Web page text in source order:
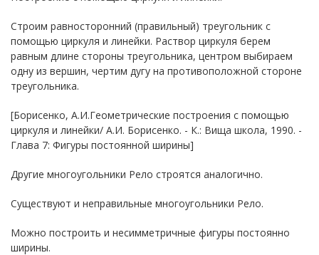
Строим равносторонний (правильный) треугольник с
помощью циркуля и линейки. Раствор циркуля берем
равным длине стороны треугольника, центром выбираем
одну из вершин, чертим дугу на противоположной стороне
треугольника.
[Борисенко, А.И.Геометрические построения с помощью
циркуля и линейки/ А.И. Борисенко. - К.: Вища школа, 1990. -
Глава 7: Фигуры постоянной ширины]
Другие многоугольники Рело строятся аналогично.
Существуют и неправильные многоугольники Рело.
Можно построить и несимметричные фигуры постоянно
ширины.